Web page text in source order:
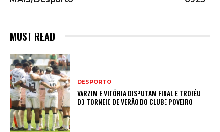
MUST READ
DESPORTO
VARZIM E VITÓRIA DISPUTAM FINAL E TROFÉU
DO TORNEIO DE VERÃO DO CLUBE POVEIRO